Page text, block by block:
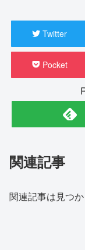
Twitter
Pocket
関連記事
関連記事は見つか